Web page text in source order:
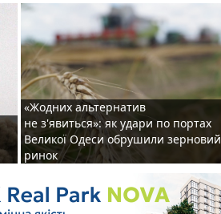
«Жодних альтернатив
не з'явиться»: як удари по портах
Великої Одеси обрушили зерновий
ринок